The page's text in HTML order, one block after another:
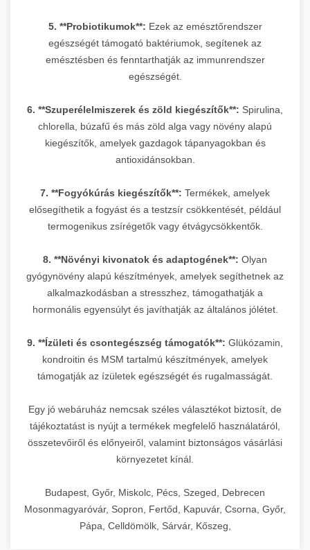
5. **Probiotikumok**: Ezek az emésztőrendszer
egészségét támogató baktériumok, segítenek az
emésztésben és fenntarthatják az immunrendszer
egészségét.
6. **Szuperélelmiszerek és zöld kiegészítők**: Spirulina,
chlorella, búzafű és más zöld alga vagy növény alapú
kiegészítők, amelyek gazdagok tápanyagokban és
antioxidánsokban.
7. **Fogyókúrás kiegészítők**: Termékek, amelyek
elősegíthetik a fogyást és a testzsír csökkentését, például
termogenikus zsírégetők vagy étvágycsökkentők.
8. **Növényi kivonatok és adaptogének**: Olyan
gyógynövény alapú készítmények, amelyek segíthetnek az
alkalmazkodásban a stresszhez, támogathatják a
hormonális egyensúlyt és javíthatják az általános jólétet.
9. **Ízületi és csontegészség támogatók**: Glükózamin,
kondroitin és MSM tartalmú készítmények, amelyek
támogatják az ízületek egészségét és rugalmasságát.
Egy jó webáruház nemcsak széles választékot biztosít, de
tájékoztatást is nyújt a termékek megfelelő használatáról,
összetevőiről és előnyeiről, valamint biztonságos vásárlási
környezetet kínál.
Budapest, Győr, Miskolc, Pécs, Szeged, Debrecen
Mosonmagyaróvár, Sopron, Fertőd, Kapuvár, Csorna, Győr,
Pápa, Celldömölk, Sárvár, Kőszeg,